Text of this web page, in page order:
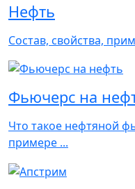
Нефть
Состав, свойства,
Фьючерс на
Что такое нефтяной
примере ...